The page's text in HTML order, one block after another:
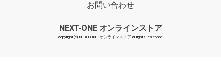
お問い合わせ
NEXT-ONE オンラインストア
copyright (c) NEXT-ONE オンラインストア all rights reserved.